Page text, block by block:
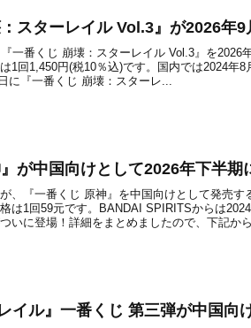
：スターレイル Vol.3』が2026年9
一番くじ 崩壊：スターレイル Vol.3』を2026
1回1,450円(税10％込)です。国内では2024年
に『一番くじ 崩壊：スターレ...
』が中国向けとして2026年下半期
、『一番くじ 原神』を中国向けとして発売
は1回59元です。BANDAI SPIRITSからは
いに登場！詳細をまとめましたので、下記か
イル』一番くじ 第三弾が中国向